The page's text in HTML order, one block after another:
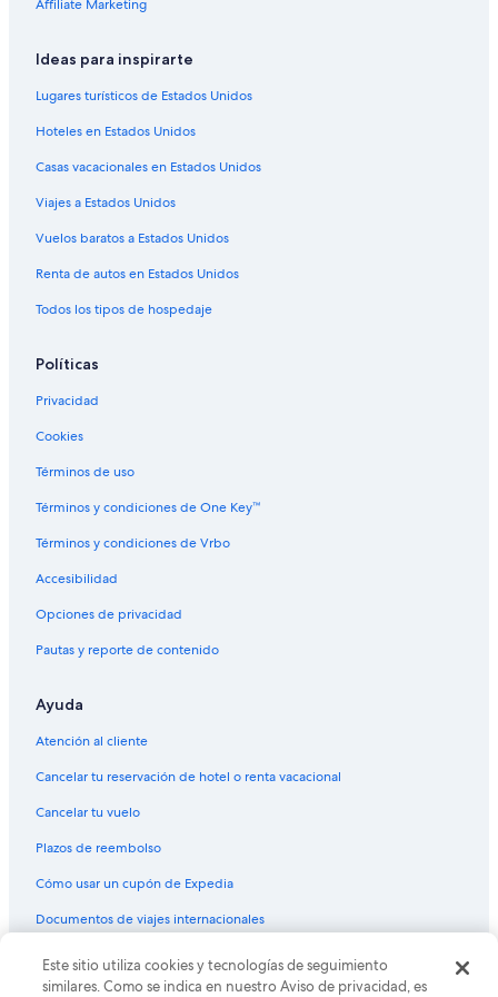
Hoteles 3 estrellas en Federación
Apart-Hoteles en Federación
B&B en Federación
Apartamentos en Federación
Hostales en Federación
Hoteles con área de juegos en Federación
Hoteles con alberca en Federación
Hoteles con restaurante en Federación
Hoteles cerca de Parque Nacional El Palmar
Hoteles cerca de Museo Judío de Entre Ríos
Hoteles 5 estrellas en Villa Elisa
Cabañas en Colón
Hoteles en Colón
Affiliate Marketing
Ideas para inspirarte
Lugares turísticos de Estados Unidos
Hoteles en Estados Unidos
Casas vacacionales en Estados Unidos
Viajes a Estados Unidos
Vuelos baratos a Estados Unidos
Renta de autos en Estados Unidos
Todos los tipos de hospedaje
Políticas
Privacidad
Cookies
Términos de uso
Términos y condiciones de One Key™
Términos y condiciones de Vrbo
Accesibilidad
Opciones de privacidad
Pautas y reporte de contenido
Ayuda
Atención al cliente
Cancelar tu reservación de hotel o renta vacacional
Cancelar tu vuelo
Plazos de reembolso
Cómo usar un cupón de Expedia
Documentos de viajes internacionales
© 2026 Expedia, Inc., una empresa de Expedia Group. Todos los
derechos reservados. Expedia y el logo de Expedia son marcas
Este sitio utiliza cookies y tecnologías de seguimiento
similares. Como se indica en nuestro Aviso de privacidad, es